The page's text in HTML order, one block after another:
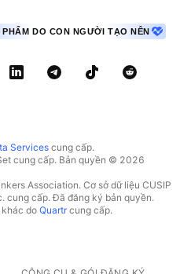
PHẨM DO CON NGƯỜI TẠO NÊN
Services cung cấp.
cung cấp. Bản quyền © 2026
Association. Cơ sở dữ liệu CUSIP
cung cấp. Đã đăng ký bản quyền.
khác do Quartrcung cấp.